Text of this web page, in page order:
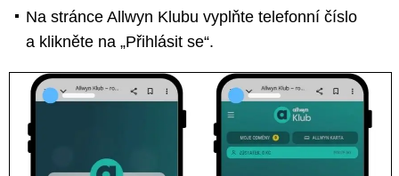
Na stránce Allwyn Klubu vyplňte telefonní číslo
a klikněte na „Přihlásit se“.